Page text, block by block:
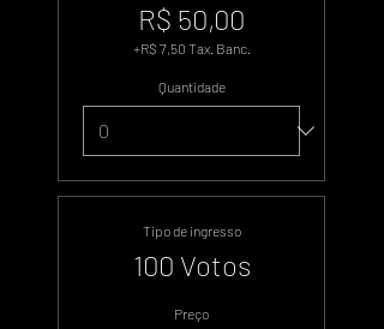
R$ 50,00
+R$ 7,50 Tax. Banc.
Quantidade
Tipo de ingresso
100 Votos
Preço